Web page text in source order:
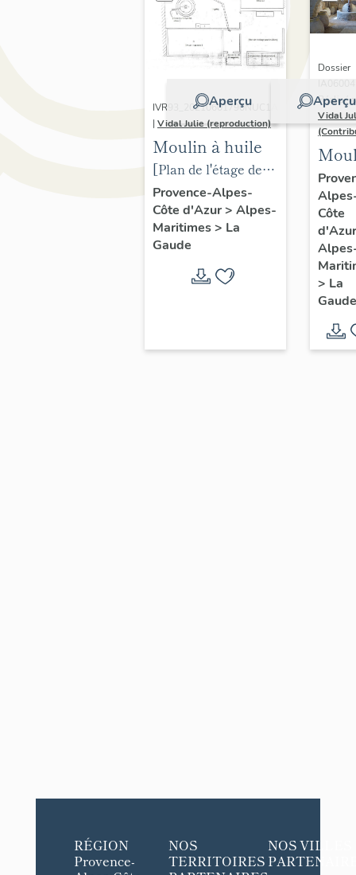
Aperçu
IVR93_20210601790NUC1A
| Vidal Julie (reproduction)
Moulin à huile
[Plan de l'étage de
soubassement de la
maison accueillant
le moulin à huile.]
différentes pièces.
Provence-Alpes-
Côte d'Azur> Alpes-
Maritimes> La
Gaude
Aperçu
Dossier
Réalisé
Vidal
à
Côte
> La
Gaude
RÉGION
Provence-
NOS
TERRITOIRES
NOS VILLES